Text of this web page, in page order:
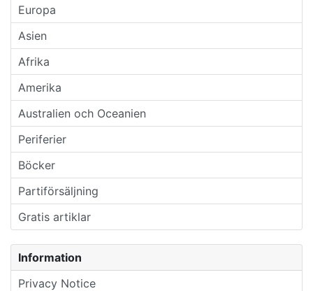
Europa
Asien
Afrika
Amerika
Australien och Oceanien
Periferier
Böcker
Partiförsäljning
Gratis artiklar
Information
Privacy Notice